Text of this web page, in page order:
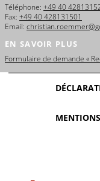
Téléphone: +49 40
Fax: +49 40 428131501
Email:
EN SAVOIR PLUS
Formulaire de demande «